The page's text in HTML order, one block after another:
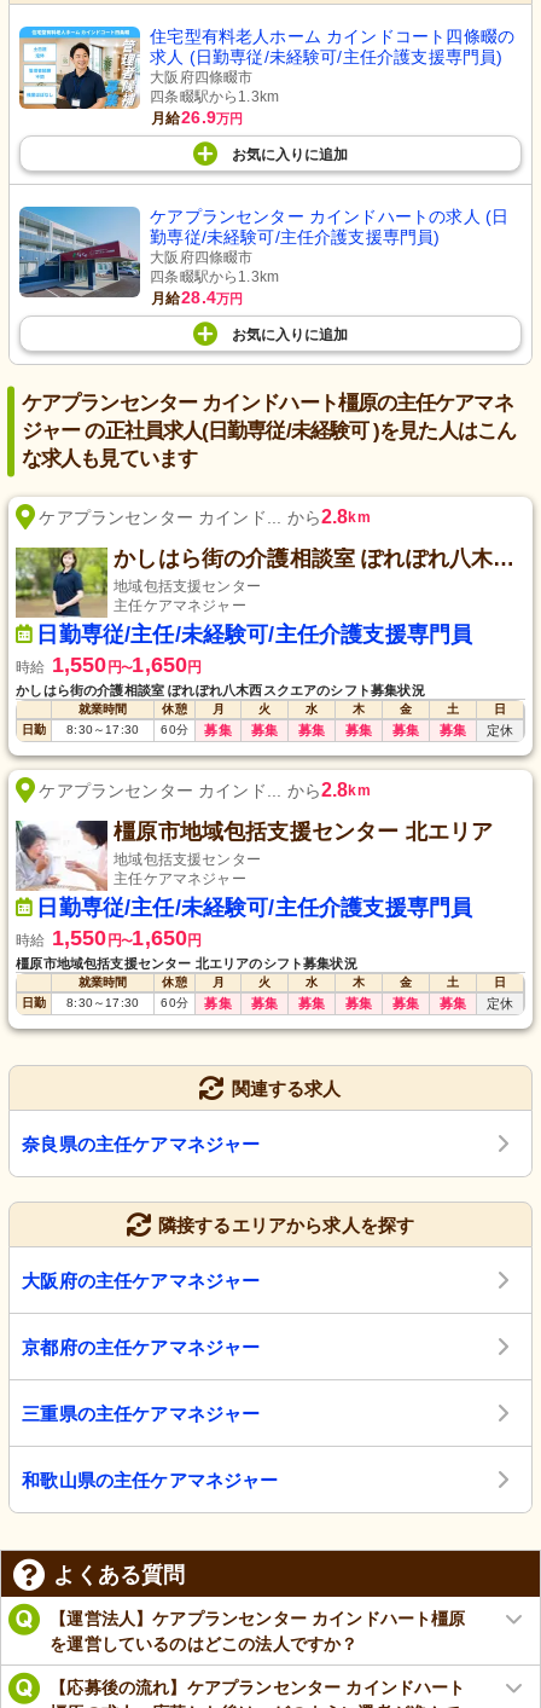
住宅型有料老人ホーム カインドコート四條畷の
求人 (日勤専従/未経験可/主任介護支援専門員)
大阪府四條畷市
四条畷駅から1.3km
月給26.9万円
お気に入り に追加
ケアプランセンター カインドハートの求人 (日
勤専従/未経験可/主任介護支援専門員)
大阪府四條畷市
四条畷駅から1.3km
月給28.4万円
お気に入り に追加
ケアプランセンター カインドハート橿原の主任ケアマネ
ジャー の正社員求人(日勤専従/未経験可 )を見た人はこん
な求人も見ています
ケアプランセンター カインド... から2.8km
かしはら街の介護相談室 ぽれぽれ八木西スクエア
地域包括支援センター
主任ケアマネジャー
日勤専従/主任/未経験可/主任介護支援専門員
時給 1,550 円〜1,650円
かしはら街の介護相談室 ぽれぽれ八木西スクエアのシフト募集状況
就業時間 休憩 月 火 水 木 金 土
日
日勤
8:30～17:30 60分 募集 募集 募集 募集 募集 募集 定休
ケアプランセンター カインド... から2.8km
橿原市地域包括支援センター 北エリア
地域包括支援センター
主任ケアマネジャー
日勤専従/主任/未経験可/主任介護支援専門員
時給 1,550 円〜1,650円
橿原市地域包括支援センター 北エリアのシフト募集状況
就業時間 休憩 月 火 水 木 金 土
日
日勤
8:30～17:30 60分 募集 募集 募集 募集 募集 募集 定休
関連する求人
奈良県の主任ケアマネジャー
隣接するエリアから求人を探す
大阪府の主任ケアマネジャー
京都府の主任ケアマネジャー
三重県の主任ケアマネジャー
和歌山県の主任ケアマネジャー
よくある質問
【運営法人】ケアプランセンター カインドハート橿原
を運営しているのはどこの法人ですか？
【応募後の流れ】ケアプランセンター カインドハート